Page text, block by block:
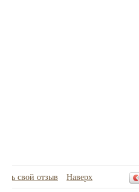
Отзывы
свой отзыв Наверх